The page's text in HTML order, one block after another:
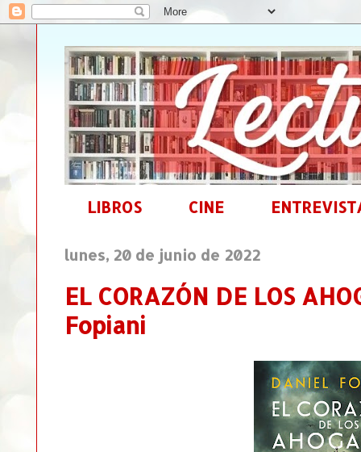
LIBROS CINE
lunes, 20 de junio de 2022
EL CORAZÓN DE LOS
Fopiani